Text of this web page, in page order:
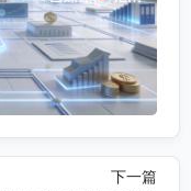
下一篇